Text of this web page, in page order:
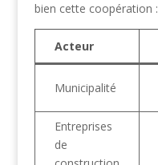
bien cette coopération :
Acteur
Municipalité
Entreprises
de